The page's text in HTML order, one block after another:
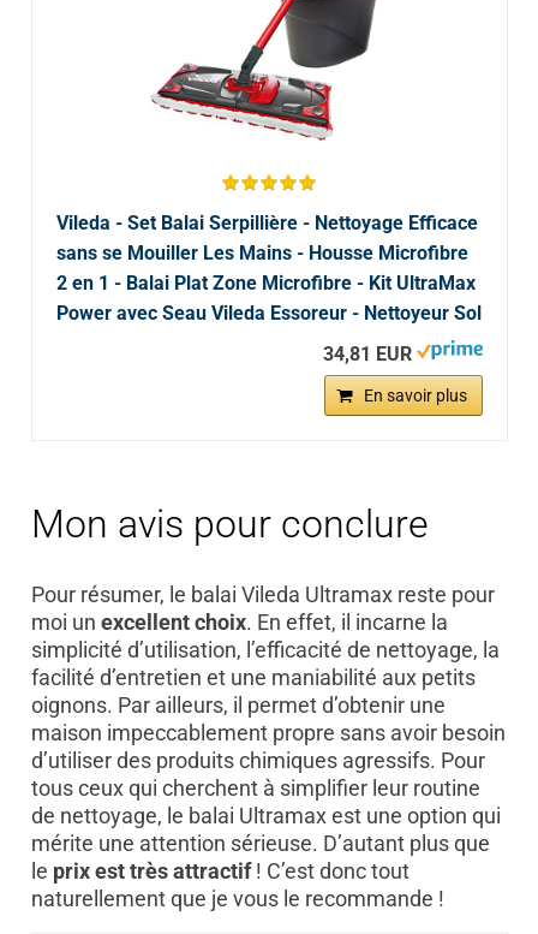
Vileda - Set Balai Serpillière - Nettoyage Efficace
sans se Mouiller Les Mains - Housse Microfibre
2 en 1 - Balai Plat Zone Microfibre - Kit UltraMax
Power avec Seau Vileda Essoreur - Nettoyeur Sol
34,81 EUR
En savoir plus
Mon avis pour conclure
Pour résumer, le balai Vileda Ultramax reste pour
moi un excellent choix. En effet, il incarne la
simplicité d’utilisation, l’efficacité de nettoyage, la
facilité d’entretien et une maniabilité aux petits
oignons. Par ailleurs, il permet d’obtenir une
maison impeccablement propre sans avoir besoin
d’utiliser des produits chimiques agressifs. Pour
tous ceux qui cherchent à simplifier leur routine
de nettoyage, le balai Ultramax est une option qui
mérite une attention sérieuse. D’autant plus que
le prix est très attractif! C’est donc tout
naturellement que je vous le recommande !